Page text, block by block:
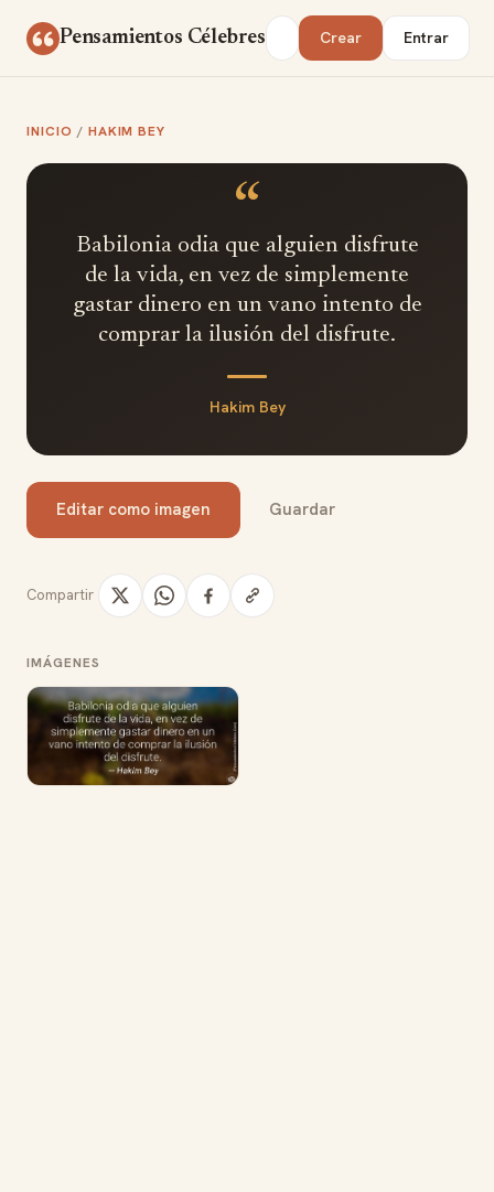
Pensamientos Célebres Buscar Crear Entrar
INICIO / HAKIM BEY
“
Babilonia odia que alguien disfrute
de la vida, en vez de simplemente
gastar dinero en un vano intento de
comprar la ilusión del disfrute.
Hakim Bey
Editar como imagen Guardar
Compartir
IMÁGENES